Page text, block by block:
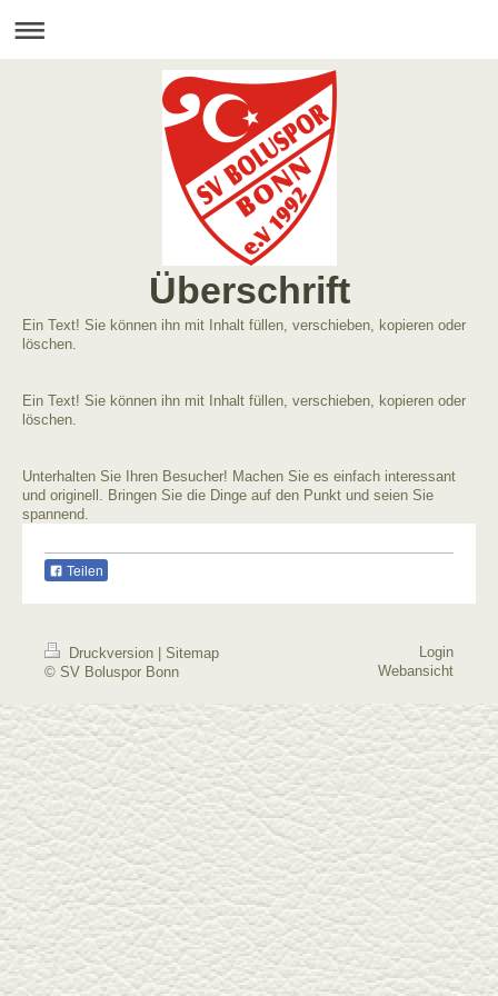
Überschrift
Ein Text! Sie können ihn mit Inhalt füllen, verschieben, kopieren oder
löschen.
Ein Text! Sie können ihn mit Inhalt füllen, verschieben, kopieren oder
löschen.
Unterhalten Sie Ihren Besucher! Machen Sie es einfach interessant
und originell. Bringen Sie die Dinge auf den Punkt und seien Sie
spannend.
Teilen
Druckversion
Sitemap
© SV Boluspor Bonn
Login
Webansicht